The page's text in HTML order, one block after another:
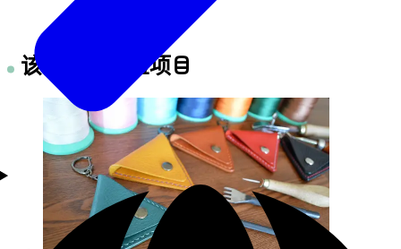
该商家的体验项目